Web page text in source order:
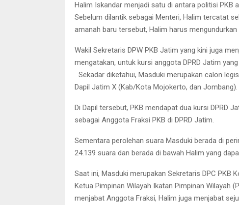
Halim Iskandar menjadi satu di antara politisi PKB
Sebelum dilantik sebagai Menteri, Halim tercatat
amanah baru tersebut, Halim harus mengundurkan
Wakil Sekretaris DPW PKB Jatim yang kini juga
mengatakan, untuk kursi anggota DPRD Jatim
Sekadar diketahui, Masduki merupakan calon
Dapil Jatim X (Kab/Kota Mojokerto, dan Jombang).
Di Dapil tersebut, PKB mendapat dua kursi DPRD
sebagai Anggota Fraksi PKB di DPRD Jatim.
Sementara perolehan suara Masduki berada di
24.139 suara dan berada di bawah Halim yang
Saat ini, Masduki merupakan Sekretaris DPC PKB
Ketua Pimpinan Wilayah Ikatan Pimpinan
menjabat Anggota Fraksi, Halim juga menjabat